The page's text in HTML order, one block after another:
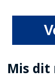
Mis dit